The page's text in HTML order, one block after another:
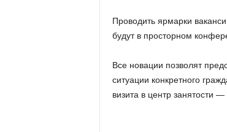
Проводить ярмарки
будут в просторном
Все новации позволят
ситуации конкретного
визита в центр занятости